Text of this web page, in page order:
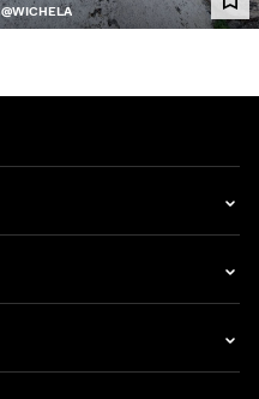
@WICHELA